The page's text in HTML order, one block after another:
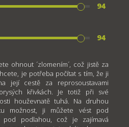
94
94
ohnout ´zlomením´, což jistě za
je potřeba počítat s tím, že ji
její cestě za reprosoustavami
křivkách. Je totiž při své
houževnatě tuhá. Na druhou
možnost, ji můžete vést pod
pod podlahou, což je zajímavá